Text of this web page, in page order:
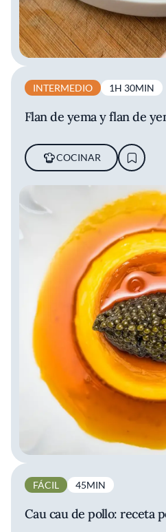
INTERMEDIO 1H 30MIN
Flan de yema y flan de
COCINAR
FÁCIL 45MIN
Cau cau de pollo: receta